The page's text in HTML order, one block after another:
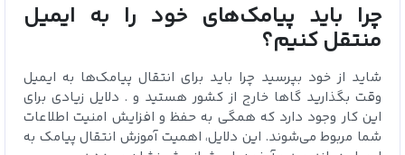
چرا باید پیامک‌های خود را به ایمیل
منتقل کنیم؟
شاید از خود بپرسید چرا باید برای انتقال پیامک‌ها به ایمیل
وقت بگذارید گاها خارج از کشور هستید و . دلایل زیادی برای
این کار وجود دارد که همگی به حفظ و افزایش امنیت اطلاعات
شما مربوط می‌شوند. این دلایل، اهمیت آموزش انتقال پیامک‌ به